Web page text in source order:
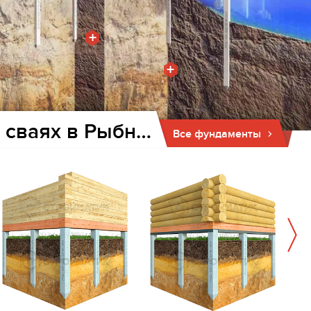
+
+
Все фундаменты
Фундамент для дома и бани на забивных ж/б сваях в Рыбном